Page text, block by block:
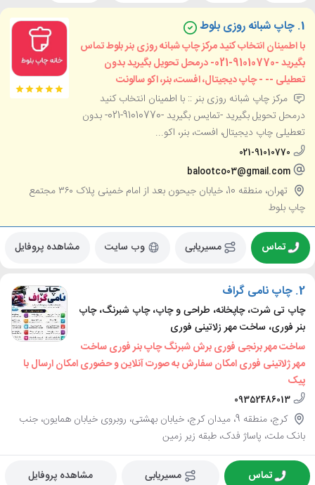
1. چاپ شبانه روزی بلوط
با اطمینان انتخاب کنید مرکز چاپ شبانه روزی بنر بلوط تماس
بگیرید -91010770-021- درمحل تحویل بگیرید بدون
تعطیلی -- - چاپ دیجیتال، افست، بنر، اکو سالونت
مرکز چاپ شبانه روزی بنر :: با اطمینان انتخاب کنید
درمحل تحویل بگیرید -تمایس بگیرید -91010770-021- بدون
تعطیلی چاپ دیجیتال، افست، بنر، اکو...
021-91010770
balootco03@gmail.com
تهران، منطقه 10، خیابان جیحون بعد از امام خمینی پلاک ۳۶۰ مجتمع
چاپ بلوط
تماس مسیریابی وب سایت مشاهده پروفایل
2. چاپ نامی گراف
چاپ تی شرت، چاپخانه، طراحی و چاپ، چاپ شبرنگ، چاپ
بنر فوری، ساخت مهر زلاتینی فوری
ساخت مهر برنجی فوری برش شبرنگ چاپ بنر فوری ساخت
مهر ژلاتینی فوری امکان سفارش به صورت آنلاین و حضوری امکان ارسال با
پیک
09352486013
کرج، منطقه 9، میدان کرج، خیابان بهشتی، روبروی خیابان همایون، جنب
بانک ملت، پاساژ فدک، طبقه زیر زمین
تماس مسیریابی مشاهده پروفایل